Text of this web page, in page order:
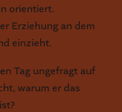
orientiert.
Erziehung an dem
einzieht.
Tag ungefragt auf
warum er das